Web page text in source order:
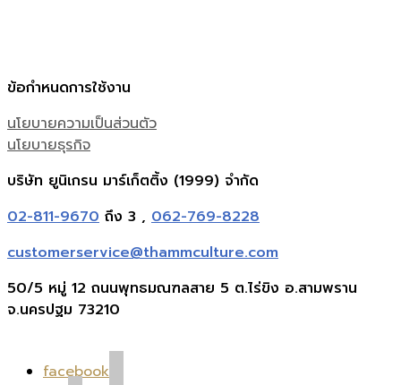
ข้อกำหนดการใช้งาน
นโยบายความเป็นส่วนตัว
นโยบายธุรกิจ
บริษัท ยูนิเกรน มาร์เก็ตติ้ง (1999) จำกัด
02-811-9670 ถึง 3 , 062-769-8228
customerservice@thammculture.com
50/5 หมู่ 12 ถนนพุทธมณฑลสาย 5 ต.ไร่ขิง อ.สามพราน
จ.นครปฐม 73210
facebook